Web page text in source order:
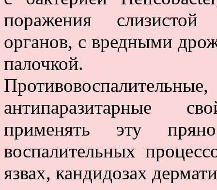
поражения слизистой
органов, с вредными
палочкой.
антипаразитарные
применять эту
воспалительных
язвах, кандидозах